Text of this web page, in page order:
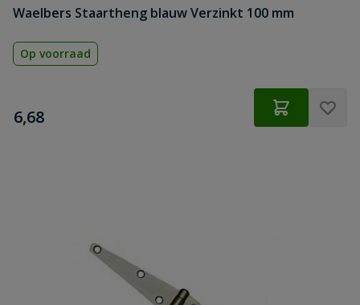
Waelbers Staartheng blauw Verzinkt 100 mm
Op voorraad
€
6,68